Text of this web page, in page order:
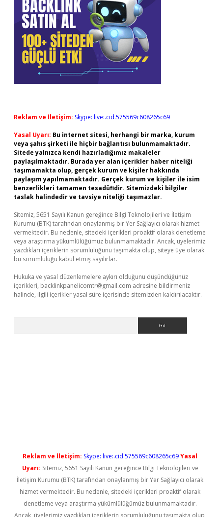
Reklam ve İletişim: Skype: live:.cid.575569c608265c69
Yasal Uyarı: Bu internet sitesi, herhangi bir marka, kurum
veya şahıs şirketi ile hiçbir bağlantısı bulunmamaktadır.
Sitede yalnızca kendi hazırladığımız makaleler
paylaşılmaktadır. Burada yer alan içerikler haber niteliği
taşımamakta olup, gerçek kurum ve kişiler hakkında
paylaşım yapılmamaktadır. Gerçek kurum ve kişiler ile isim
benzerlikleri tamamen tesadüfidir. Sitemizdeki bilgiler
taslak halindedir ve tavsiye niteliği taşımazlar.
Sitemiz, 5651 Sayılı Kanun gereğince Bilgi Teknolojileri ve İletişim
Kurumu (BTK) tarafından onaylanmış bir Yer Sağlayıcı olarak hizmet
vermektedir. Bu nedenle, sitedeki içerikleri proaktif olarak denetleme
veya araştırma yükümlülüğümüz bulunmamaktadır. Ancak, üyelerimiz
yazdıkları içeriklerin sorumluluğunu taşımakta olup, siteye üye olarak
bu sorumluluğu kabul etmiş sayılırlar.
Hukuka ve yasal düzenlemelere aykırı olduğunu düşündüğünüz
içerikleri, backlinkpanelicomtr@gmail.com adresine bildirmeniz
halinde, ilgili içerikler yasal süre içerisinde sitemizden kaldırılacaktır.
Reklam ve İletişim: Skype: live:.cid.575569c608265c69Yasal
Uyarı: Sitemiz, 5651 Sayılı Kanun gereğince Bilgi Teknolojileri ve
İletişim Kurumu (BTK) tarafından onaylanmış bir Yer Sağlayıcı olarak
hizmet vermektedir. Bu nedenle, sitedeki içerikleri proaktif olarak
denetleme veya araştırma yükümlülüğümüz bulunmamaktadır.
Ancak, üyelerimiz yazdıkları içeriklerin sorumluluğunu taşımakta olup,